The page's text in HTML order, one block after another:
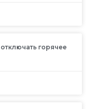
отключать горячее